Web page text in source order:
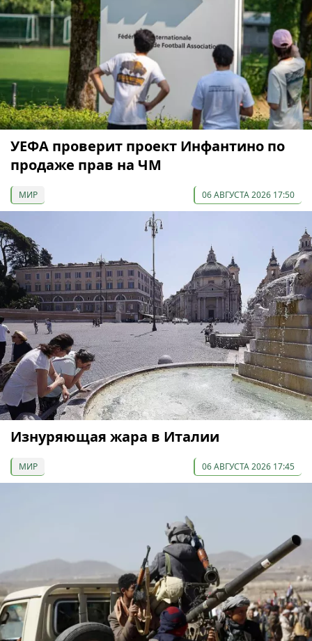
УЕФА проверит проект Инфантино по
продаже прав на ЧМ
МИР 06 АВГУСТА 2026 17:50
Изнуряющая жара в Италии
МИР 06 АВГУСТА 2026 17:45